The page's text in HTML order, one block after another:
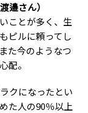
邉さん）
ことが多く、生
ピルに頼ってし
た今のようなつ
配。
クになったとい
た人の90％以上